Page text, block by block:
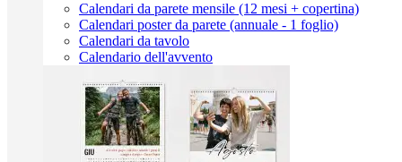
Calendari da parete mensile (12 mesi + copertina)
Calendari poster da parete (annuale - 1 foglio)
Calendari da tavolo
Calendario dell'avvento